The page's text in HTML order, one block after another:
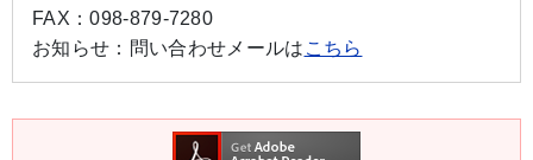
FAX：098-879-7280
お知らせ： 問い合わせメールは こちら